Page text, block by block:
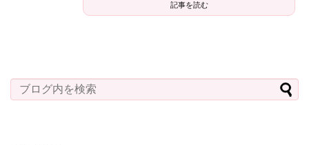
記事を読む